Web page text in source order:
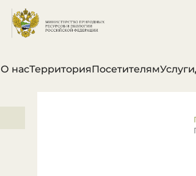
О насТерриторияПосетителямУслуги